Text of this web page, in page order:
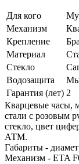
Для кого
Механизм
Крепление
Материал
Стекло
Водозащита
Гарантия (лет) 2
Кварцевые часы,
стали с розовым
стекло, цвет
АТМ.
Габариты -
Механизм - ETA